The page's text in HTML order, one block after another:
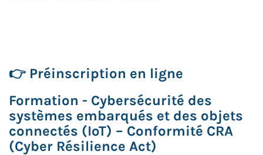
👉 Préinscription en ligne
Formation - Cybersécurité des
systèmes embarqués et des objets
connectés (IoT) – Conformité CRA
(Cyber Résilience Act)